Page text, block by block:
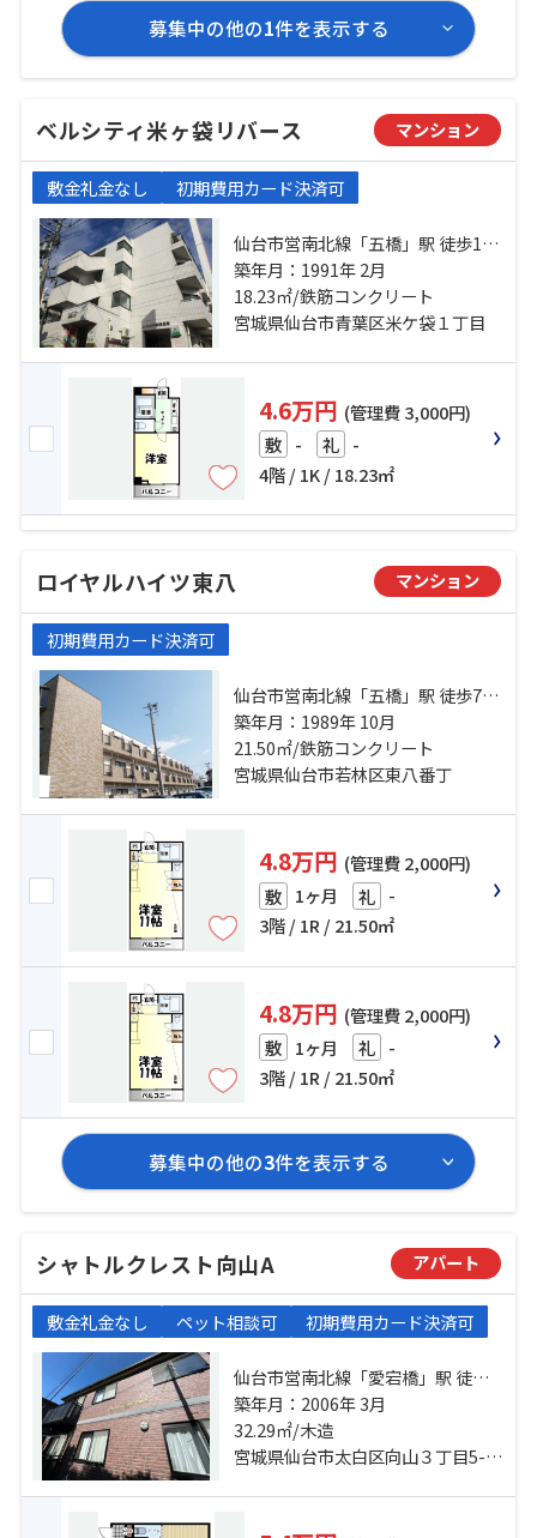
募集中の他の1件を表示する
ベルシティ米ヶ袋リバース マンション
敷金礼金なし 初期費用カード決済可
仙台市営南北線「五橋」駅 徒歩15
分 仙台市営南北線「愛宕橋」駅 徒
歩16分 東北本線「仙台」駅 徒歩24
分
築年月：1991年 2月
18.23㎡/鉄筋コンクリート
宮城県仙台市青葉区米ケ袋１丁目
4.6万円 (管理費 3,000円)
敷 - 礼 -
4階 / 1K / 18.23㎡
ロイヤルハイツ東八 マンション
初期費用カード決済可
仙台市営南北線「五橋」駅 徒歩7分
仙台市営南北線「愛宕橋」駅 徒歩
10分 仙台市地下鉄東西線「連坊」
駅 徒歩11分
築年月：1989年 10月
21.50㎡/鉄筋コンクリート
宮城県仙台市若林区東八番丁
4.8万円 (管理費 2,000円)
敷 1ヶ月 礼 -
3階 / 1R / 21.50㎡
4.8万円 (管理費 2,000円)
敷 1ヶ月 礼 -
3階 / 1R / 21.50㎡
募集中の他の3件を表示する
シャトルクレスト向山A アパート
敷金礼金なし ペット相談可 初期費用カード決済可
仙台市営南北線「愛宕橋」駅 徒歩
12分 仙台市営南北線「五橋」駅 徒
歩21分 向山四丁目バス停下車 徒
歩1分
築年月：2006年 3月
32.29㎡/木造
宮城県仙台市太白区向山３丁目5-14